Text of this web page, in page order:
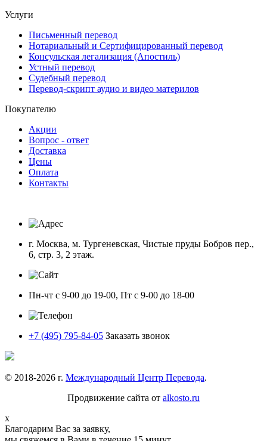
Услуги
Письменный перевод
Нотариальный и Сертифицированный перевод
Консульская легализация (Апостиль)
Устный перевод
Судебный перевод
Перевод-скрипт аудио и видео материлов
Покупателю
Акции
Вопрос - ответ
Доставка
Цены
Оплата
Контакты
г. Москва, м. Тургеневская, Чистые пруды Бобров пер.,
6, стр. 3, 2 этаж.
Пн-чт с 9-00 до 19-00, Пт с 9-00 до 18-00
+7 (495) 795-84-05 Заказать звонок
© 2018-2026 г. Международный Центр Перевода.
Продвижение сайта от alkosto.ru
x
Благодарим Вас за заявку,